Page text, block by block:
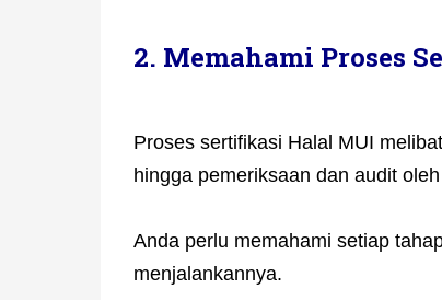
2. Memahami Proses
Proses sertifikasi Halal MUI
hingga pemeriksaan dan audit
Anda perlu memahami setiap
menjalankannya.